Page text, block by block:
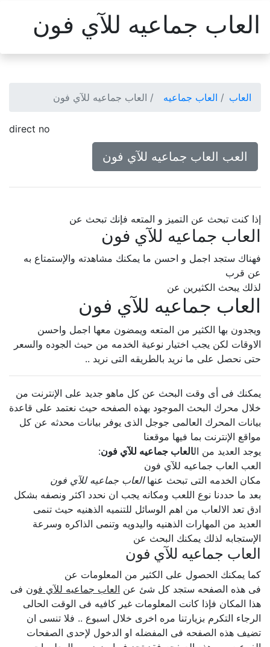
العاب جماعيه للآي فون
العاب العاب جماعيه العاب جماعيه للآي فون
direct no
العب العاب جماعيه للآي فون
إذا كنت تبحث عن التميز و المتعه فإنك تبحث عن
العاب جماعيه للآي فون
فهناك ستجد اجمل و احسن ما يمكنك مشاهدته والإستمتاع به
عن قرب
لذلك يبحث الكثيرين عن
العاب جماعيه للآي فون
ويجدون بها الكثير من المتعه ويمضون معها اجمل واحسن
الاوقات لكن يجب اختيار نوعية الخدمه من حيث الجوده والسعر
حتى نحصل على ما نريد بالطريقه التى نريد ..
يمكنك فى أى وقت البحث عن كل ماهو جديد على الإنترنت من
خلال محرك البحث الموجود بهذه الصفحه حيث نعتمد على قاعدة
بيانات المحرك العالمى جوجل الذى يوفر بيانات محدثه عن كل
مواقع الإنترنت بما فيها موقعنا
يوجد العديد من ال العاب جماعيه للآي فون:
العب العاب جماعيه للآي فون
مكان الخدمه التى تبحث عنهاالعاب جماعيه للآي فون
بعد ما حددنا نوع اللعب ومكانه يجب ان نحدد اكثر ونصفه بشكل
ادق تعد الالعاب من اهم الوسائل للتنميه الذهنيه حيث تنمى
العديد من المهارات الذهنيه واليدويه وتنمى الذاكره وسرعة
الإستجابه لذلك يمكنك البحث عن
العاب جماعيه للآي فون
كما يمكنك الحصول على الكثير من المعلومات عن
فى هذه الصفحه ستجد كل شئ عنالعاب جماعيه للآي فونفى
هذا المكان فإذا كانت المعلومات غير كافيه فى الوقت الحالى
الرجاء التكرم بزيارتنا مره اخرى خلال اسبوع .. فلا تنسى ان
تضيف هذه الصفحه فى المفضله او الدخول لإحدى الصفحات